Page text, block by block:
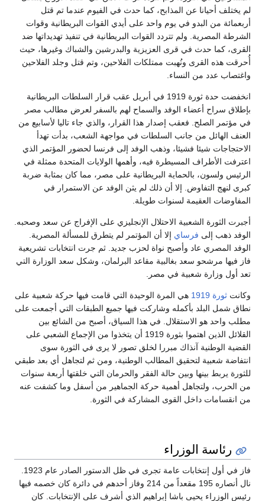
لم يختلف أحيانا عن المذابح، كما حدث في الفيوم عندما تم قتل
أربعمائة من البدو في يوم واحد على أيدي القوات البريطانية وقوات
الشرطة المصرية. ولم تتردد القوات البريطانية في تنفيذ تهديداتها ضد
القرى، كما حدث في قرى العزيزية والبدرشين والشباك وغيرها، حيث
أُحرقت هذه القرى ونُهبت ممتلكات الفلاحين، وتم قتل وجلد الفلاحين
واغتصاب عدد من النساء.
انخفضت حدة ثورة 1919 في أبريل عقب قرار السلطات البريطانية
بإطلاق سراح أعضاء الوفد والسماح لهم بالسفر لعرض مطالب مصر
في مؤتمر الصلح. فعقب إصدار هذا القرار، والذي جاء تاليا لأسابيع من
العنف الهائل من جانب السلطات في مواجهة الشعب، بدأت تهدأ
الاحتجاجات شيئا فشيئا، وذهب الوفد إلى فرنسا لحضور المؤتمر الذي
اعترفت الأطراف المسيطرة فيه، وأهمها الولايات المتحدة ممثلة في
الرئيس ولسون، بالحماية البريطانية على مصر، مما كان بمثابة ضربة
كبرى لنهج التفاوض. إلا أن ذلك لم يثن الوفد عن الاستمرار في
المفاوضات العقيمة لسنوات طويلة.
أجبرت الثورة الشعبية الاحتلال الإنجليزي على الإفراج عن سعد وصحبه.
الوفد ذهب إلى فرساي إلا أن المؤتمر لم يتطرق للمسألة المصرية.
الوفد المصري عاد وأصبح نواة لحزب جديد. ثم جرت انتخابات تشريعية
فاز فيها مرشحو سعد بغالبية مقاعد البرلمان، وشكل سعد الوزارة التي
تعد أول وزارة شعبية في مصر.
وكانت ثورة 1919
هي المرة الوحيدة التي قامت فيها حركة شعبية على
نطاق شمل البلد بأكمله وشاركت فيها جميع الطبقات التي أجمعت على
مطلب واحد هو الاستقلال. في هذا السياق، أصبح من الشائع بين
القلائل الذين اهتموا بثورة 1919 أن يتخذوا من الإجماع الشعبي على
القضية الوطنية آنذاك مبررا لخلق تصور لا يرى في الثورة سوى
انتفاضة شعبية لتحقيق المطالب الوطنية، ومن ثم لتجاهل أي بعد طبقي
للثورة يربط بينها وبين حالة الفقر والحرمان التي خلقتها أربعة سنوات
من الحرب، ولتجاهل أهمية حركة الجماهير من أسفل وما كشفت عنه
من انقسامات داخل القوى المشاركة في الثورة.
رئاسة الوزراء
نال أنصاره 195 مقعداً من 214 وفاز أحدهم في دائرة كان خصمه فيها
رئيس الوزراء يحيى باشا إبراهيم الذي أشرف على الإنتخابات. كان